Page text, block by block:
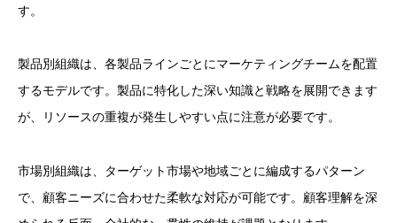
す。
製品別組織は、各製品ラインごとにマーケティングチームを配置
するモデルです。製品に特化した深い知識と戦略を展開できます
が、リソースの重複が発生しやすい点に注意が必要です。
市場別組織は、ターゲット市場や地域ごとに編成するパターン
で、顧客ニーズに合わせた柔軟な対応が可能です。顧客理解を深